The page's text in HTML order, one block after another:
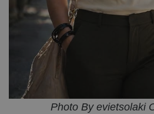
Photo By evietsolaki